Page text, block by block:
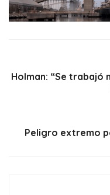
Holman: “Se trabajó
Peligro extremo